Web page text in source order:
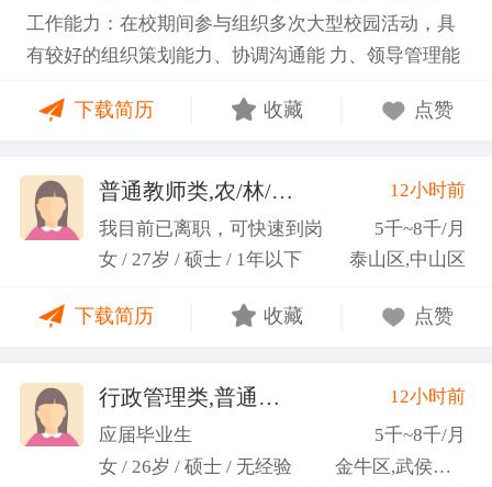
工作能力：在校期间参与组织多次大型校园活动，具
有较好的组织策划能力、协调沟通能 力、领导管理能
务； 学习能力：有清晰的自我定位，能够很好地吸纳
做事认真细心，具有较强的执行力、高度敬业精神、
良好的职业操 守和团队协作精神。
下载简历 收藏 点赞
普通教师类,农/林/牧/渔业 (张卓璐)12小时前
我目前已离职，可快速到岗
5千~8千/月
女 / 27岁 / 硕士 / 1年以下
泰山区,中山区
下载简历 收藏 点赞
行政管理类,普通教师类
12小时前
应届毕业生
5千~8千/月
女 / 26岁 / 硕士 / 无经验
金牛区,武侯区,青羊区